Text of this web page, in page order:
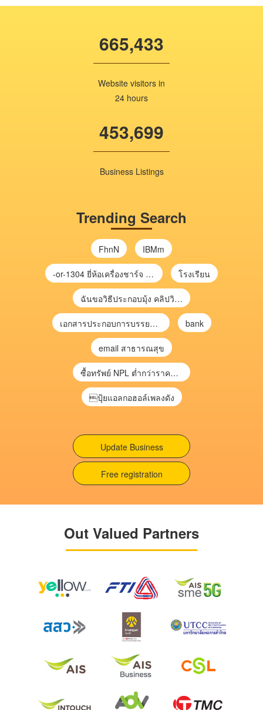
665,433
Website visitors in
24 hours
453,699
Business Listings
Trending Search
FhnN IBMm
-or-1304 ยี่ห้อเครื่องชาร์จ chargecore โรงเรียน
ฉันขอวิธีประกอบมุ้ง คลิปวิดีโอ การประกอบมุ้ง
เอกสารประกอบการบรรยาย การประเมินความเสี่ยงเพื่อวางแผนการตรวจสอบ \ bank
email สาธารณสุข
ซื้อทรัพย์ NPL ต่ำกว่าราคาตลาด 30-70% แบบไม่ต้องไปประมูล”
ปุ้ยแอลกอฮอล์เพลงดัง
Update Business
Free registration
Out Valued Partners